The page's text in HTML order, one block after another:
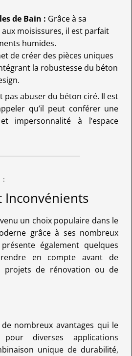
de Bain : Grâce à sa
moisissures, il est parfait
humides.
de créer des pièces uniques
la robustesse du béton
pas abuser du béton ciré. Il est
qu’il peut conférer une
impersonnalité à l’espace
:
Inconvénients
un choix populaire dans le
grâce à ses nombreux
également quelques
en compte avant de
projets de rénovation ou de
nombreux avantages qui le
diverses applications
unique de durabilité,